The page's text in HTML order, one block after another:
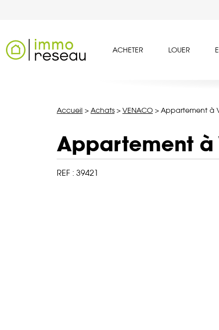
ACHETER LOUER
Accueil > Achats > VENACO > Appartement à
Appartement à
REF : 39421